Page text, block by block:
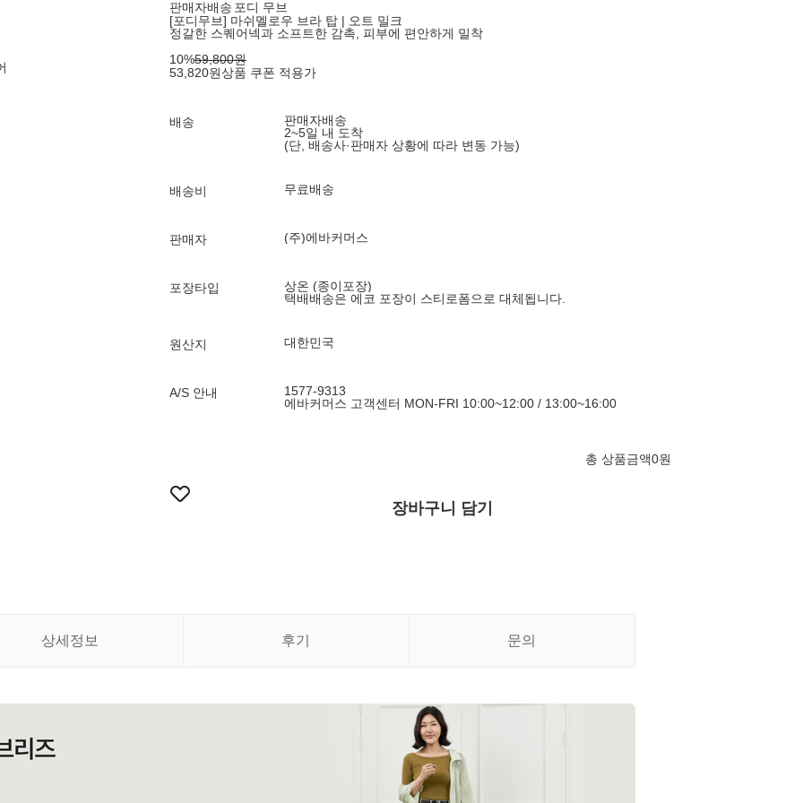
판매자배송 포디 무브
[포디무브] 마쉬멜로우 브라 탑 | 오트 밀크
정갈한 스퀘어넥과 소프트한 감촉, 피부에 편안하게 밀착
10%59,800원
53,820원상품 쿠폰 적용가
배송
판매자배송
2~5일 내 도착
(단, 배송사·판매자 상황에 따라 변동 가능)
배송비 무료배송
판매자 (주)에바커머스
포장타입
상온 (종이포장)
택배배송은 에코 포장이 스티로폼으로 대체됩니다.
원산지 대한민국
A/S 안내
1577-9313
에바커머스 고객센터 MON-FRI 10:00~12:00 / 13:00~16:00
총 상품금액0원
장바구니 담기
상세정보 후기 문의